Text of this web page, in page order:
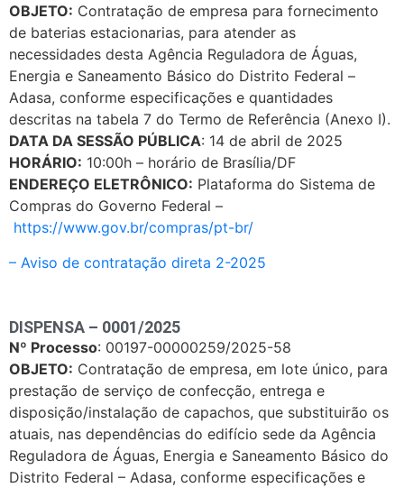
OBJETO: Contratação de empresa para fornecimento
de baterias estacionarias, para atender as
necessidades desta Agência Reguladora de Águas,
Energia e Saneamento Básico do Distrito Federal –
Adasa, conforme especificações e quantidades
descritas na tabela 7 do Termo de Referência (Anexo I).
DATA DA SESSÃO PÚBLICA: 14 de abril de 2025
HORÁRIO: 10:00h – horário de Brasília/DF
ENDEREÇO ELETRÔNICO: Plataforma do Sistema de
Compras do Governo Federal –
https://www.gov.br/compras/pt-br/
– Aviso de contratação direta 2-2025
DISPENSA – 0001/2025
Nº Processo: 00197-00000259/2025-58
OBJETO: Contratação de empresa, em lote único, para
prestação de serviço de confecção, entrega e
disposição/instalação de capachos, que substituirão os
atuais, nas dependências do edifício sede da Agência
Reguladora de Águas, Energia e Saneamento Básico do
Distrito Federal – Adasa, conforme especificações e